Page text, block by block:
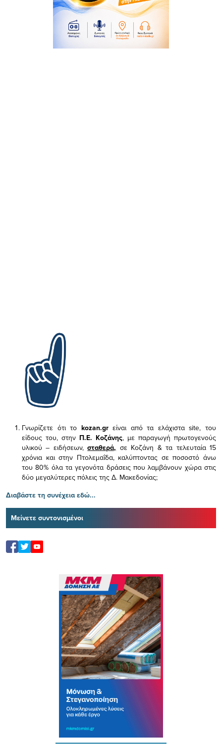
Γνωρίζετε ότι το kozan.gr είναι από τα ελάχισταsite, του
είδους του, στην Π.Ε. Κοζάνης, με παραγωγή πρωτογενούς
υλικού – ειδήσεων,σταθερά, σε Κοζάνη & τα τελευταία 15
χρόνια και στην Πτολεμαΐδα, καλύπτοντας σε ποσοστό άνω
του 80% όλα τα γεγονότα δράσεις που λαμβάνουν χώρα στις
δύο μεγαλύτερες πόλεις της Δ. Μακεδονίας;
Διαβάστε τη συνέχεια εδώ...
Μείνετε συντονισμένοι